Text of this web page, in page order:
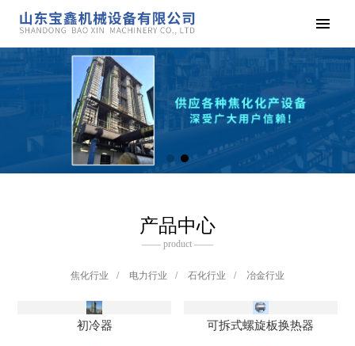
产品中心
—— product ——
焦化行业 / 电力行业 / 石化行业 / 冶金行业
初冷器 可拆式螺旋板换热器